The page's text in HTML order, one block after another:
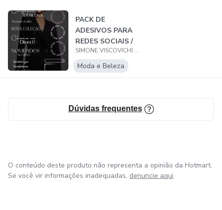
PACK DE
ADESIVOS PARA
REDES SOCIAIS /
STORIES
INSTAGRAM - LO...
SIMONE VISCOVICHI MIRANDA
Moda e Beleza
Dúvidas frequentes
O conteúdo deste produto não representa a opinião da Hotmart.
Se você vir informações inadequadas, denuncie aqui